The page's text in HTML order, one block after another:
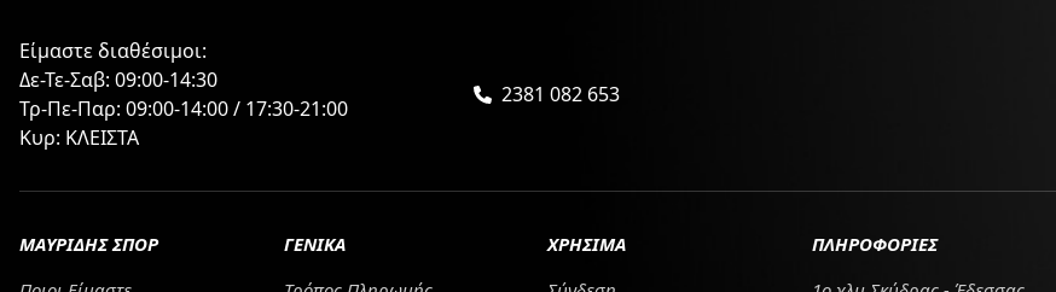
Είμαστε διαθέσιμοι:
Δε-Τε-Σαβ: 09:00-14:30
Τρ-Πε-Παρ: 09:00-14:00 / 17:30-21:00
Κυρ: ΚΛΕΙΣΤΑ
2381 082 653
ΜΑΥΡΙΔΗΣ ΣΠΟΡ
ΓΕΝΙΚΑ
ΧΡΗΣΙΜΑ
ΠΛΗΡΟΦΟΡΙΕΣ